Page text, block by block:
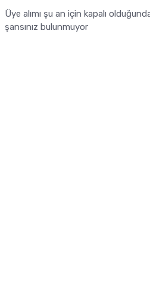
Üye alımı şu an için kapalı
şansınız bulunmuyor